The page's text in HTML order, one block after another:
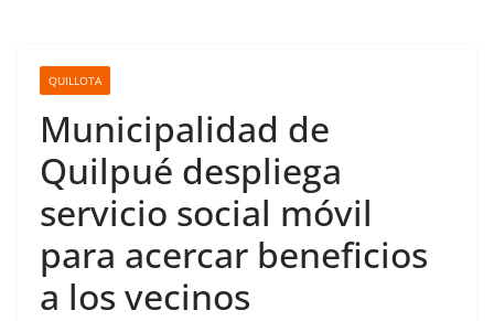
QUILLOTA
Municipalidad de
Quilpué despliega
servicio social móvil
para acercar beneficios
a los vecinos